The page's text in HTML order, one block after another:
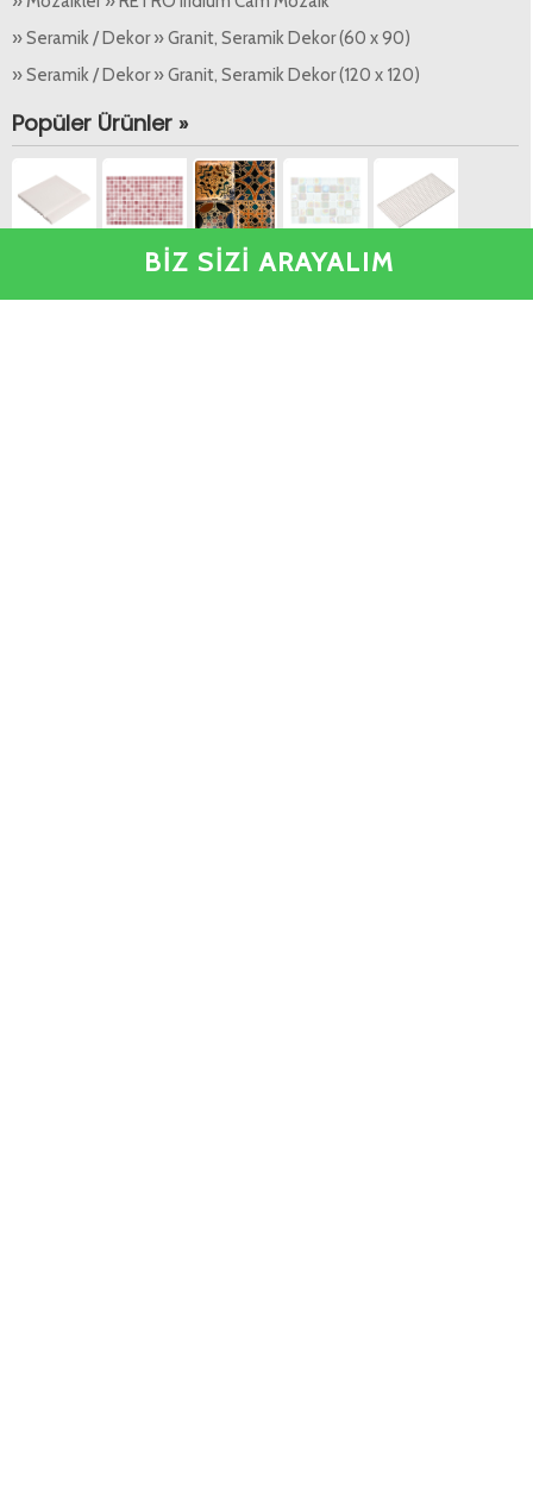
BİZ SİZİ ARAYALIM
» Seramik / Dekor » Granit, Seramik Dekor (60 x 90)
» Seramik / Dekor » Granit, Seramik Dekor (120 x 120)
Popüler Ürünler »